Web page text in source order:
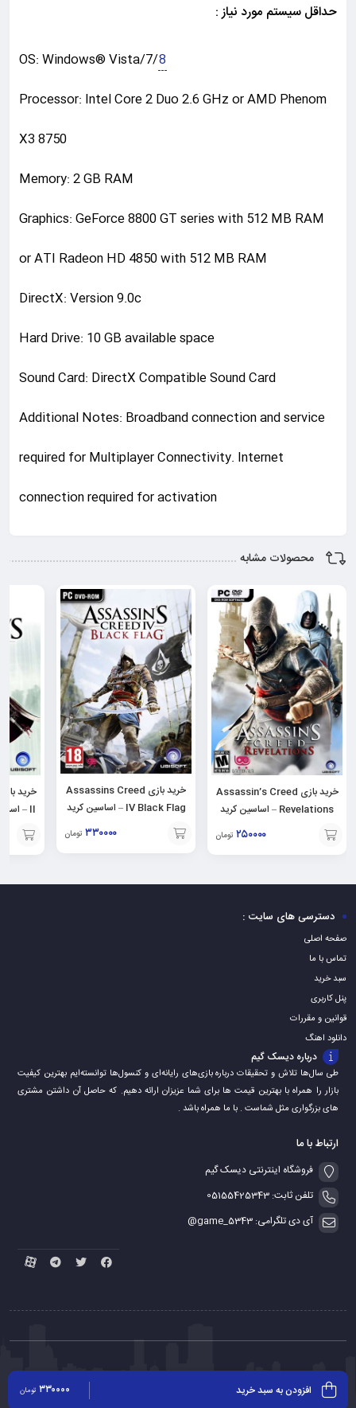
حداقل سیستم مورد نیاز :
OS: Windows® Vista/7/8
Processor: Intel Core 2 Duo 2.6 GHz or AMD Phenom
X3 8750
Memory: 2 GB RAM
Graphics: GeForce 8800 GT series with 512 MB RAM
or ATI Radeon HD 4850 with 512 MB RAM
DirectX: Version 9.0c
Hard Drive: 10 GB available space
Sound Card: DirectX Compatible Sound Card
Additional Notes: Broadband connection and service
required for Multiplayer Connectivity. Internet
connection required for activation
محصولات مشابه
خرید بازی Assassin’s Creed
Revelations – اساسین کرید
۲۵۰۰۰۰ تومان
افزودن
به
خرید بازی Assassins Creed
IV Black Flag – اساسین کرید
۳۳۰۰۰۰ تومان
افزودن
به
افزودن
به
افزودن به سبد خرید ۳۳۰۰۰۰ تومان
دسترسی های سایت :
صفحه اصلی
تماس با ما
سبد خرید
پنل کاربری
قوانین و مقررات
دانلود اهنگ
درباره دیسک گیم
طی سال‌ها تلاش و تحقیقات درباره بازی‌های رایانه‌ای و کنسول‌ها توانسته‌ایم بهترین کیفیت
بازار را همراه با بهترین قیمت ها برای شما عزیزان ارائه دهیم. که حاصل آن داشتن مشتری
های بزرگواری مثل شماست . با ما همراه باشد .
ارتباط با ما
فروشگاه اینترنتی دیسک گیم
تلفن ثابت: 05155425343
آی دی تلگرامی: game_5343@
کلیه حقوق مادی و معنوی برای این سایت محفوظ می باشد